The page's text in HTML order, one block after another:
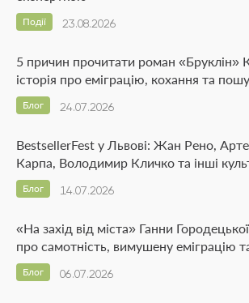
23.08.2026
Події
5 причин прочитати роман «Бруклін»
історія про еміграцію, кохання та
24.07.2026
Блог
BestsellerFest у Львові: Жан Рено,
Карпа, Володимир Кличко та інші
14.07.2026
Блог
«На захід від міста» Ганни
про самотність, вимушену еміграцію
06.07.2026
Блог